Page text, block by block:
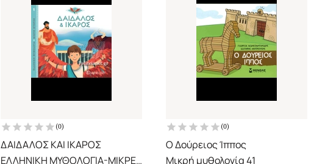
(0)
ΔΑΙΔΑΛΟΣ ΚΑΙ ΙΚΑΡΟΣ
ΕΛΛΗΝΙΚΗ ΜΥΘΟΛΟΓΙΑ-ΜΙΚΡΕΣ
(0)
Ο Δούρειος Ίππος
Μικρή μυθολογία 41